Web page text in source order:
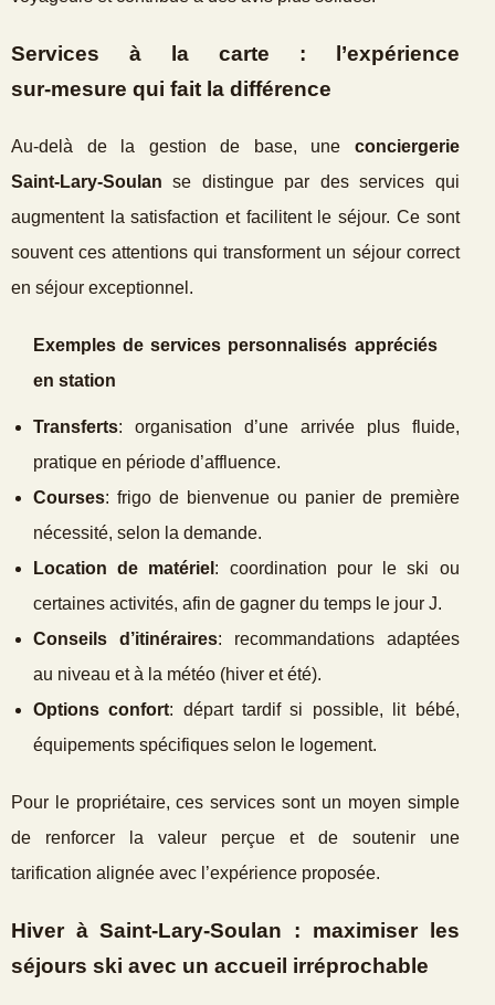
Services à la carte : l’expérience
sur‑mesure qui fait la différence
Au‑delà de la gestion de base, une conciergerie
Saint‑Lary‑Soulan se distingue par des services qui
augmentent la satisfaction et facilitent le séjour. Ce sont
souvent ces attentions qui transforment un séjour correct
en séjour exceptionnel.
Exemples de services personnalisés appréciés
en station
Transferts: organisation d’une arrivée plus fluide,
pratique en période d’affluence.
Courses: frigo de bienvenue ou panier de première
nécessité, selon la demande.
Location de matériel : coordination pour le ski ou
certaines activités, afin de gagner du temps le jour J.
Conseils d’itinéraires: recommandations adaptées
au niveau et à la météo (hiver et été).
Options confort: départ tardif si possible, lit bébé,
équipements spécifiques selon le logement.
Pour le propriétaire, ces services sont un moyen simple
de renforcer la valeur perçue et de soutenir une
tarification alignée avec l’expérience proposée.
Hiver à Saint‑Lary‑Soulan : maximiser les
séjours ski avec un accueil irréprochable